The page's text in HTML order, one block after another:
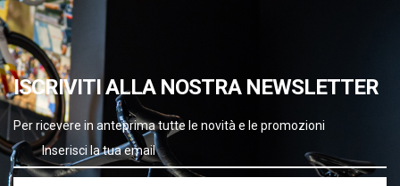
ISCRIVITI ALLA NOSTRA NEWSLETTER
Per ricevere in anteprima tutte le novità e le promozioni